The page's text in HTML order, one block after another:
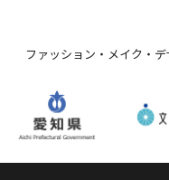
ファッション・メイク・